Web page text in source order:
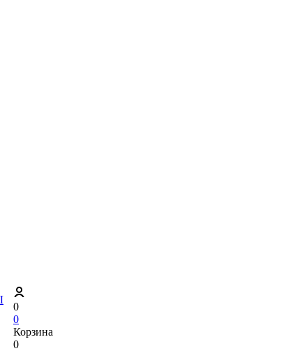
0
0
Корзина
0